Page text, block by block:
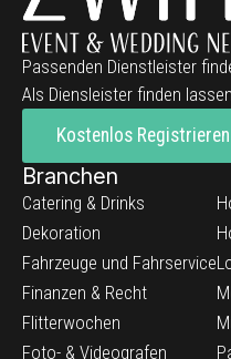
Passenden Dienstleister
Als Diensleister finden
Kostenlos Registrieren
Branchen
Catering & Drinks
Dekoration
Fahrzeuge und Fahrservice
Finanzen & Recht
Flitterwochen
Foto- & Videografen